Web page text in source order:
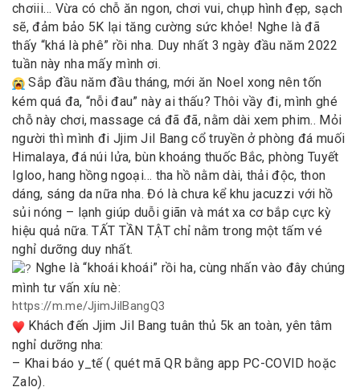
chơiii… Vừa có chỗ ăn ngon, chơi vui, chụp hình đẹp, sạch
sẽ, đảm bảo 5K lại tăng cường sức khỏe! Nghe là đã
thấy “khá là phê” rồi nha. Duy nhất 3 ngày đầu năm 2022
tuần này nha mấy mình ơi.
Sắp đầu năm đầu tháng, mới ăn Noel xong nên tốn
kém quá đa, “nỗi đau” này ai thấu? Thôi vầy đi, mình ghé
chỗ này chơi, massage cá đã đã, nằm dài xem phim.. Mỏi
người thì mình đi Jjim Jil Bang cổ truyền ở phòng đá muối
Himalaya, đá núi lửa, bùn khoáng thuốc Bắc, phòng Tuyết
Igloo, hang hồng ngoại… tha hồ nằm dài, thải độc, thon
dáng, sáng da nữa nha. Đó là chưa kể khu jacuzzi với hồ
sủi nóng – lạnh giúp duỗi giãn và mát xa cơ bắp cực kỳ
hiệu quả nữa. TẤT TẦN TẬT chỉ nằm trong một tấm vé
nghỉ dưỡng duy nhất.
Nghe là “khoái khoái” rồi ha, cùng nhấn vào đây chúng
mình tư vấn xíu nè:
https://m.me/JjimJilBangQ3
Khách đến Jjim Jil Bang tuân thủ 5k an toàn, yên tâm
nghỉ dưỡng nha:
– Khai báo y_tế ( quét mã QR bằng app PC-COVID hoặc
Zalo).